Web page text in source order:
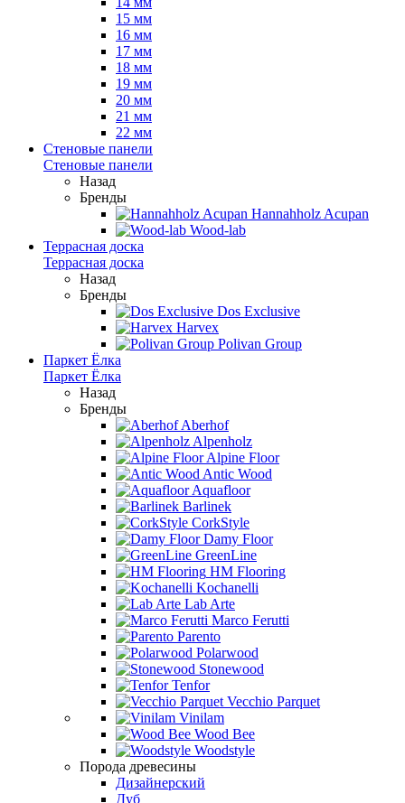
15 мм
16 мм
17 мм
18 мм
19 мм
20 мм
21 мм
22 мм
Стеновые панели
Стеновые панели
Назад
Бренды
Hannahholz Acupan
Wood-lab
Террасная доска
Террасная доска
Назад
Бренды
Dos Exclusive
Harvex
Polivan Group
Паркет Ёлка
Паркет Ёлка
Назад
Бренды
Aberhof
Alpenholz
Alpine Floor
Antic Wood
Aquafloor
Barlinek
CorkStyle
Damy Floor
GreenLine
HM Flooring
Kochanelli
Lab Arte
Marco Ferutti
Parento
Polarwood
Stonewood
Tenfor
Vecchio Parquet
Vinilam
Wood Bee
Woodstyle
Порода древесины
Дизайнерский
Дуб